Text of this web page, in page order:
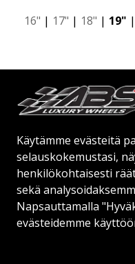
Käytämme evästeitä
selauskokemustasi,
henkilökohtaisesti
sekä
Napsauttamalla
evästeidemme
16" | 17" | 18" | 19" |
Alkaen: